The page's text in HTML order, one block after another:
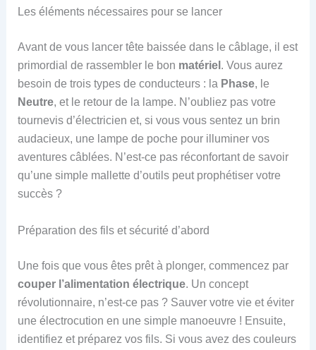
Les éléments nécessaires pour se lancer
Avant de vous lancer tête baissée dans le câblage, il est
primordial de rassembler le bon matériel . Vous aurez
besoin de trois types de conducteurs : la Phase, le
Neutre, et le retour de la lampe. N’oubliez pas votre
tournevis d’électricien et, si vous vous sentez un brin
audacieux, une lampe de poche pour illuminer vos
aventures câblées. N’est-ce pas réconfortant de savoir
qu’une simple mallette d’outils peut prophétiser votre
succès ?
Préparation des fils et sécurité d’abord
Une fois que vous êtes prêt à plonger, commencez par
couper l’alimentation électrique. Un concept
révolutionnaire, n’est-ce pas ? Sauver votre vie et éviter
une électrocution en une simple manoeuvre ! Ensuite,
identifiez et préparez vos fils. Si vous avez des couleurs